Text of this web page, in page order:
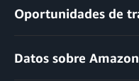
Oportunidades de
Datos sobre Amazon